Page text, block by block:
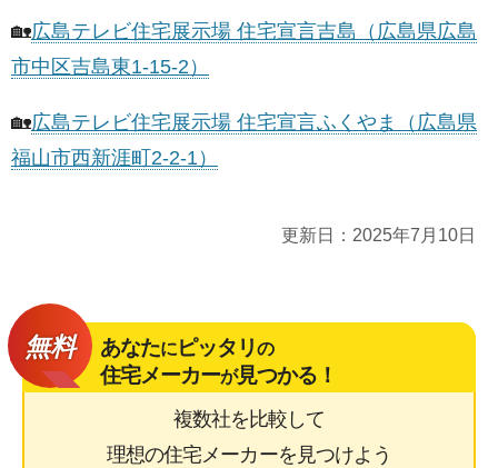
🏡広島テレビ住宅展示場 住宅宣言吉島（広島県広島
市中区吉島東1-15-2）
🏡広島テレビ住宅展示場 住宅宣言ふくやま（広島県
福山市西新涯町2-2-1）
更新日： 2025年7月10日
無料 あなたにピッタリの
住宅メーカーが見つかる！
複数社を比較して
理想の住宅メーカーを見つけよう